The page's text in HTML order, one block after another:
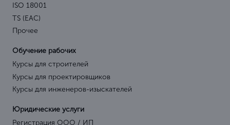
ISO 18001
TS (EAC)
Прочее
Обучение рабочих
Курсы для строителей
Курсы для проектировщиков
Курсы для инженеров-изыскателей
Юридические услуги
Регистрация ООО / ИП